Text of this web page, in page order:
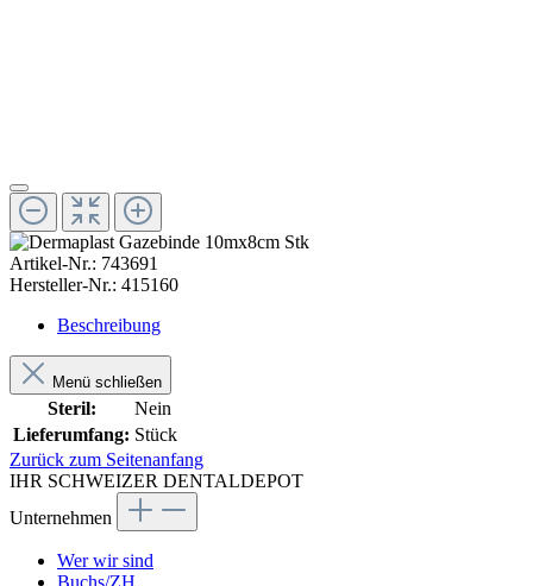
Artikel-Nr.: 743691
Hersteller-Nr.: 415160
Beschreibung
Menü schließen
Steril:
Nein
Lieferumfang: Stück
Zurück zum Seitenanfang
IHR SCHWEIZER DENTALDEPOT
Unternehmen
Wer wir sind